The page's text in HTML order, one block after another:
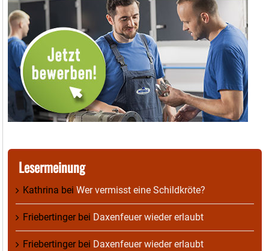
Lesermeinung
Kathrina bei Wer vermisst eine Schildkröte?
Friebertingerbei Daxenfeuer wieder erlaubt
Friebertingerbei Daxenfeuer wieder erlaubt